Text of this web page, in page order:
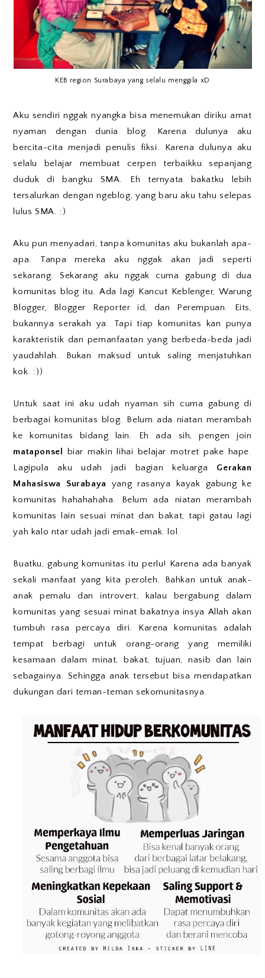
KEB region Surabaya yang selalu menggila xD
Aku sendiri nggak nyangka bisa menemukan diriku amat
nyaman dengan dunia blog. Karena dulunya aku
bercita-cita menjadi penulis fiksi. Karena dulunya aku
selalu belajar membuat cerpen terbaikku sepanjang
duduk di bangku SMA. Eh ternyata bakatku lebih
tersalurkan dengan ngeblog, yang baru aku tahu selepas
lulus SMA. :)
Aku pun menyadari, tanpa komunitas aku bukanlah apa-
apa. Tanpa mereka aku nggak akan jadi seperti
sekarang. Sekarang aku nggak cuma gabung di dua
komunitas blog itu. Ada lagi Kancut Keblenger, Warung
Blogger, Blogger Reporter id, dan Perempuan. Eits,
bukannya serakah ya. Tapi tiap komunitas kan punya
karakteristik dan pemanfaatan yang berbeda-beda jadi
yaudahlah. Bukan maksud untuk saling menjatuhkan
kok. :))
Untuk saat ini aku udah nyaman sih cuma gabung di
berbagai komunitas blog. Belum ada niatan merambah
ke komunitas bidang lain. Eh ada sih, pengen join
mataponsel
biar makin lihai belajar motret pake hape.
Lagipula aku udah jadi bagian keluarga Gerakan
Mahasiswa Surabaya
yang rasanya kayak gabung ke
komunitas hahahahaha. Belum ada niatan merambah
komunitas lain sesuai minat dan bakat, tapi gatau lagi
yah kalo ntar udah jadi emak-emak. lol
Buatku, gabung komunitas itu perlu! Karena ada banyak
sekali manfaat yang kita peroleh. Bahkan untuk anak-
anak pemalu dan introvert, kalau bergabung dalam
komunitas yang sesuai minat bakatnya insya Allah akan
tumbuh rasa percaya diri. Karena komunitas adalah
tempat berbagi untuk orang-orang yang memiliki
kesamaan dalam minat, bakat, tujuan, nasib dan lain
sebagainya. Sehingga anak tersebut bisa mendapatkan
dukungan dari teman-teman sekomunitasnya.